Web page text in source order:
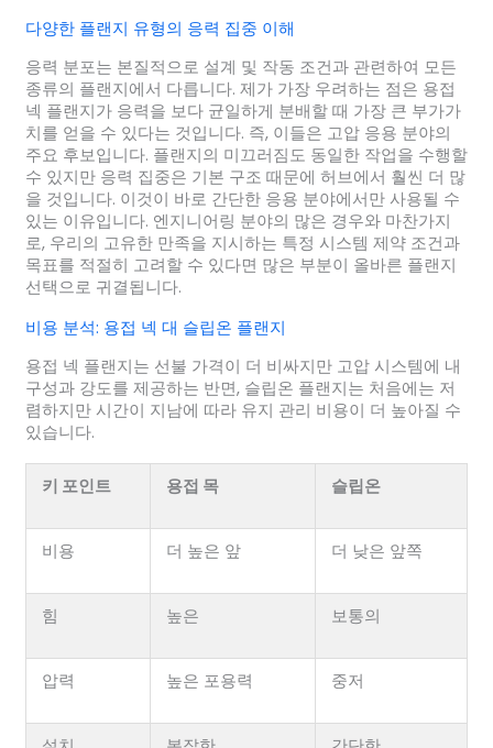
다양한 플랜지 유형의 응력 집중 이해
응력 분포는 본질적으로 설계 및 작동 조건과 관련하여 모든
종류의 플랜지에서 다릅니다. 제가 가장 우려하는 점은 용접
넥 플랜지가 응력을 보다 균일하게 분배할 때 가장 큰 부가가
치를 얻을 수 있다는 것입니다. 즉, 이들은 고압 응용 분야의
주요 후보입니다. 플랜지의 미끄러짐도 동일한 작업을 수행할
수 있지만 응력 집중은 기본 구조 때문에 허브에서 훨씬 더 많
을 것입니다. 이것이 바로 간단한 응용 분야에서만 사용될 수
있는 이유입니다. 엔지니어링 분야의 많은 경우와 마찬가지
로, 우리의 고유한 만족을 지시하는 특정 시스템 제약 조건과
목표를 적절히 고려할 수 있다면 많은 부분이 올바른 플랜지
선택으로 귀결됩니다.
비용 분석: 용접 넥 대 슬립온 플랜지
용접 넥 플랜지는 선불 가격이 더 비싸지만 고압 시스템에 내
구성과 강도를 제공하는 반면, 슬립온 플랜지는 처음에는 저
렴하지만 시간이 지남에 따라 유지 관리 비용이 더 높아질 수
있습니다.
키 포인트 용접 목 슬립온
비용 더 높은 앞 더 낮은 앞쪽
힘 높은 보통의
압력 높은 포용력 중저